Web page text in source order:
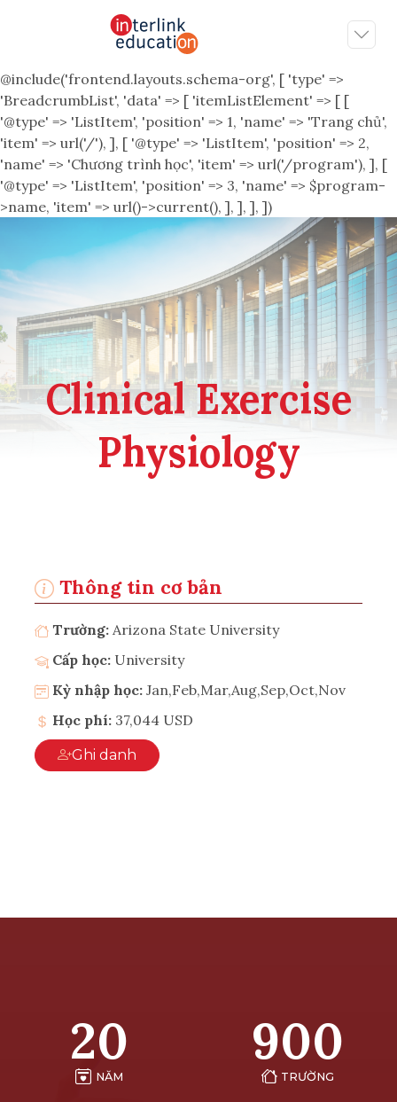
@include('frontend.layouts.schema-org', [ 'type' =>
'BreadcrumbList', 'data' => [ 'itemListElement' => [ [
'@type' => 'ListItem', 'position' => 1, 'name' => 'Trang chủ',
'item' => url('/'), ], [ '@type' => 'ListItem', 'position' => 2,
'name' => 'Chương trình học', 'item' => url('/program'), ], [
'@type' => 'ListItem', 'position' => 3, 'name' => $program-
>name, 'item' => url()->current(), ], ], ], ])
Clinical Exercise
Physiology
Thông tin cơ bản
Trường: Arizona State University
Cấp học: University
Kỳ nhập học: Jan,Feb,Mar,Aug,Sep,Oct,Nov
Học phí: 37,044 USD
Ghi danh
20
NĂM
900
TRƯỜNG